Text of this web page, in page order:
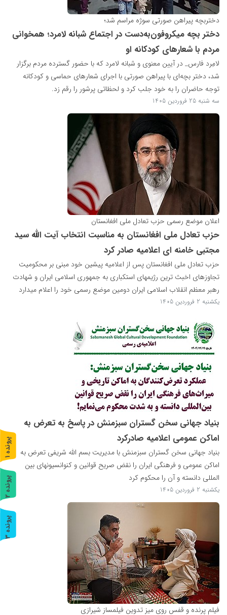
دختربچه پیراهن صورتی سوژه مراسم شد؛
دختر بچه میکروفون‌به‌دست در اجتماع شبانه لامرد؛ همخوانی
مردم با شعارهای کودکانه او
لامِرد فارس_ در آیین معنوی و شبانه لامرد که با حضور گسترده مردم برگزار
شد، دختر بچه‌ای با پیراهن صورتی با اجرای شعارهای حماسی و کودکانه
توجه حاضران را به خود جلب کرد و لحظاتی پرشور را رقم زد.
سه شنبه 25 فروردین 1405
اعلان موضع رسمی حزب تعادل ملی افغانستان
حزب تعادل ملی افغانستان به مناسبت انتخاب آیت الله سید
مجتبی خامنه ای اعلامیه صادر کرد
حزب تعادل ملی افغانستان پس از اعلامیه پیشین خود مبنی بر محکومیت
تجاوزهای اخبث ترین رژیمهای استکباری به جمهوری اسلامی ایران و شهادت
رهبر معظم انقلاب اسلامی ایران دومین موضع رسمی خود را اعلام میدارد
یکشنبه 2 فروردین 1405
بنیاد جهانی سخن گستران سبزمنش در پاسخ به تعرض به
اماکن عمومی اعلامیه صادرکرد
بنیاد جهانی سخن گستران سبزمنش با مدیریت بسم الله شریفی تعرض به
اماکن عمومی و فرهنگی ایران را نقض صریح قوانین و کنوانسیونهای بین
المللی دانسته و آن را محکوم کرد
یکشنبه 2 فروردین 1405
فیلم پرنده و قفس ر‌وی میز تدوین فیلمساز شیرازی
پ
ر
و
ن
د
ه
1
پ
ر
و
ن
د
ه
2
پ
ر
و
ن
د
ه
3